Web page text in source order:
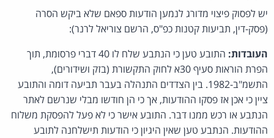
יש לפסוק פיצוי מדורג לנמען הודעות ספאם שלא ביקש הסרה
(פסק-דין, תביעות קטנות כפ"ס, הרשם צוריאל לרנר):
העובדות:
התובע טען כי הנתבע שלח לו 40 דברי פרסומת, תוך
הפרת הוראות סעיף 30א לחוק התקשורת (בזק ושידורים),
התשמ"ב-1982. בין הצדדים התנהלה בעבר תביעה דומה והתובע
ציין כי אכן אז פסקו ההודעות, אך כי הן חודשו מבלי שנרשם לאתר
הנתבע או רכש ממנו דבר. התובע אישר כי לא פעל להפסקת משלוח
ההודעות. הנתבע טען שאין היגיון כי הודעות תישלחנה לתובע